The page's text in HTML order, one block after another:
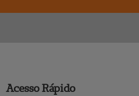
Acesso Rápido